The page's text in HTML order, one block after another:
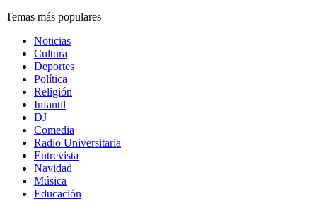
Temas más populares
Noticias
Cultura
Deportes
Política
Religión
Infantil
DJ
Comedia
Radio Universitaria
Entrevista
Navidad
Música
Educación